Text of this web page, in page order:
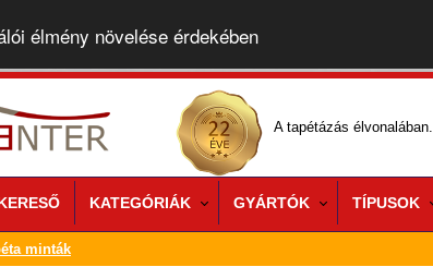
élmény növelése érdekében
A tapétázás élvonalában.
KATEGÓRIÁK GYÁRTÓK TÍPUSOK
minták